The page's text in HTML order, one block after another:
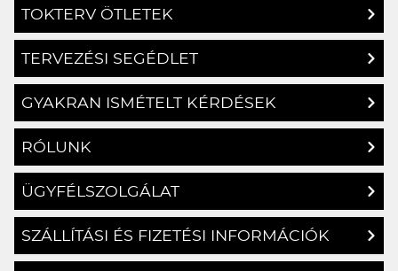
TOKTERV ÖTLETEK
TERVEZÉSI SEGÉDLET
GYAKRAN ISMÉTELT KÉRDÉSEK
RÓLUNK
ÜGYFÉLSZOLGÁLAT
SZÁLLÍTÁSI ÉS FIZETÉSI INFORMÁCIÓK